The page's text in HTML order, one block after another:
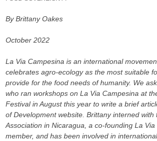
By Brittany Oakes
October 2022
La Via Campesina is an international
celebrates agro-ecology as the most suitable
provide for the food needs of humanity. We
who ran workshops on La Via Campesina at
Festival in August this year to write a brief
of Development website. Brittany interned with
Association in Nicaragua, a co-founding La Via
member, and has been involved in